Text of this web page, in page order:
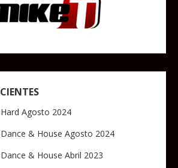
Agosto 2024
& House Agosto 2024
& House Abril 2023